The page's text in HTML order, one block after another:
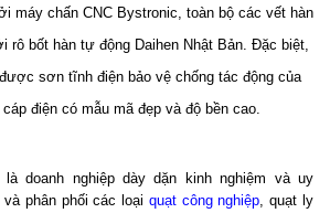
tiết
điện máy cắt hạ thế
tiết
máy chấn CNC Bystronic, toàn bộ các vết hàn
rô bốt hàn tự động Daihen Nhật Bản. Đặc biệt,
sơn tĩnh điện bảo vệ chống tác động của
điện có mẫu mã đẹp và độ bền cao.
doanh nghiệp dày dặn kinh nghiệm và uy
phân phối các loại quạt công nghiệp, quạt ly